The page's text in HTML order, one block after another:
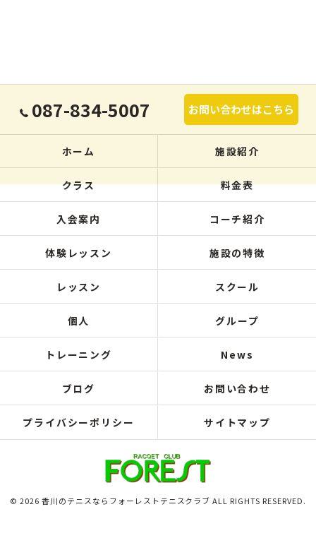
087-834-5007 お問い合わせはこちら
ホーム 施設紹介
クラス 料金表
入会案内 コーチ紹介
体験レッスン 施設の特徴
レッスン スクール
個人 グループ
トレーニング News
ブログ お問い合わせ
プライバシーポリシー サイトマップ
© 2026 香川のテニスならフォーレストテニスクラブ ALL RIGHTS RESERVED.